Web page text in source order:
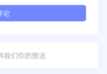
我们你的想法